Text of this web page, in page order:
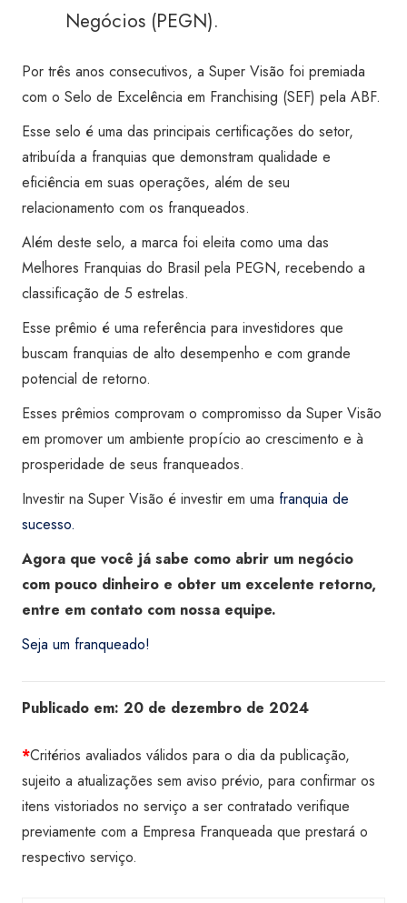
Negócios (PEGN).
Por três anos consecutivos, a Super Visão foi premiada
com o Selo de Excelência em Franchising (SEF) pela ABF.
Esse selo é uma das principais certificações do setor,
atribuída a franquias que demonstram qualidade e
eficiência em suas operações, além de seu
relacionamento com os franqueados.
Além deste selo, a marca foi eleita como uma das
Melhores Franquias do Brasil pela PEGN, recebendo a
classificação de 5 estrelas.
Esse prêmio é uma referência para investidores que
buscam franquias de alto desempenho e com grande
potencial de retorno.
Esses prêmios comprovam o compromisso da Super Visão
em promover um ambiente propício ao crescimento e à
prosperidade de seus franqueados.
Investir na Super Visão é investir em uma franquia de
sucesso.
Agora que você já sabe como abrir um negócio
com pouco dinheiro e obter um excelente retorno,
entre em contato com nossa equipe.
Seja um franqueado!
Publicado em: 20 de dezembro de 2024
*Critérios avaliados válidos para o dia da publicação,
sujeito a atualizações sem aviso prévio, para confirmar os
itens vistoriados no serviço a ser contratado verifique
previamente com a Empresa Franqueada que prestará o
respectivo serviço.